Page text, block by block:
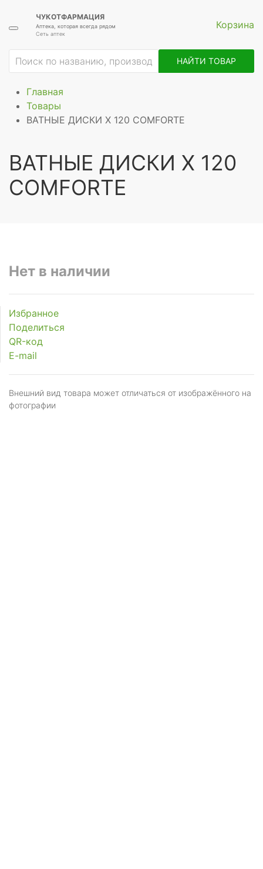
ЧУКОТФАРМАЦИЯ
Аптека, которая всегда рядом
Сеть аптек
Корзина
НАЙТИ ТОВАР
Главная
Товары
ВАТНЫЕ ДИСКИ Х 120 COMFORTE
ВАТНЫЕ ДИСКИ Х 120
COMFORTE
Нет в наличии
Избранное
Поделиться
QR-код
E-mail
Внешний вид товара может отличаться от изображённого на
фотографии